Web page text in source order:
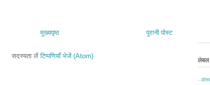
पुरानी पोस्ट
मुख्यपृष्ठ
सदस्यता लेंटिप्पणियाँ भेजें (Atom)
लेबल
-